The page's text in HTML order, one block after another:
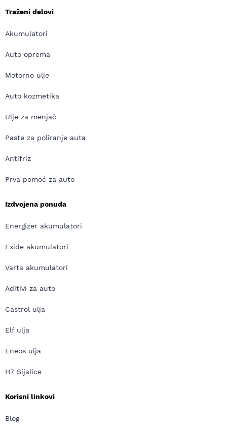
Traženi delovi
Akumulatori
Auto oprema
Motorno ulje
Auto kozmetika
Ulje za menjač
Paste za poliranje auta
Antifriz
Prva pomoć za auto
Izdvojena ponuda
Energizer akumulatori
Exide akumulatori
Varta akumulatori
Aditivi za auto
Castrol ulja
Elf ulja
Eneos ulja
H7 Sijalice
Korisni linkovi
Blog